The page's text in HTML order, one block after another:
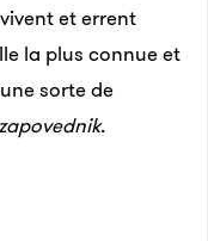
et errent
la plus connue et
sorte de
.